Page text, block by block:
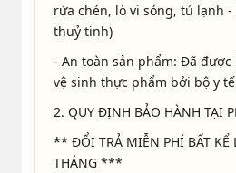
rửa chén, lò vi sóng, tủ lạnh
thuỷ tinh)
- An toàn sản phẩm: Đã
vệ sinh thực phẩm bởi bộ y
2. QUY ĐỊNH BẢO HÀNH TẠI
** ĐỔI TRẢ MIỄN PHÍ BẤT KỂ
THÁNG ***